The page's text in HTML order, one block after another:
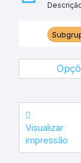
Visualizar
impressão